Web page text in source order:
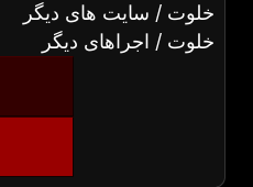
خلوت / سایت های دیگر
خلوت / اجراهای دیگر